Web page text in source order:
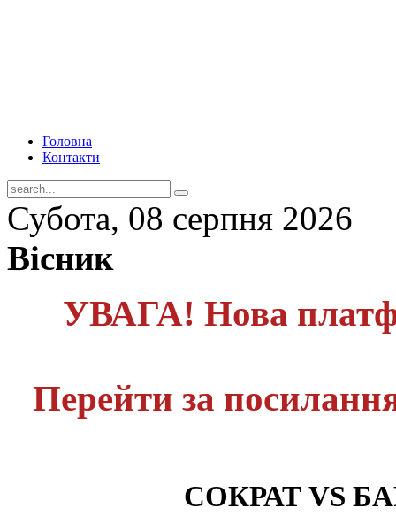
Головна
Контакти
Субота, 08 серпня 2026
Вісник
УВАГА! Нова
Перейти за
СОКРАТ VS